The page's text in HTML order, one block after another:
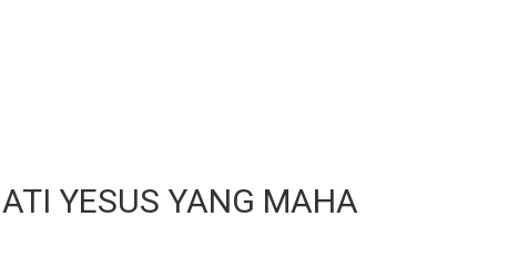
YESUS YANG MAHA